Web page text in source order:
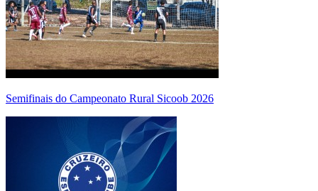
Semifinais do Campeonato Rural Sicoob 2026